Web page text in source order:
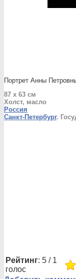
Портрет Анны
87 x 63 см
Холст, масло
Россия
Санкт-Петербург.
Рейтинг: 5 / 1
голос